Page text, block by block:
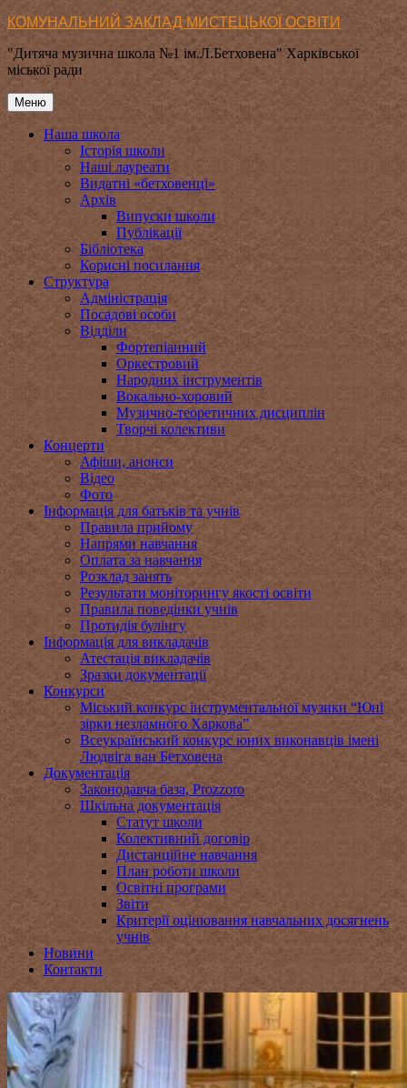
Перейти
до
вмісту
КОМУНАЛЬНИЙ ЗАКЛАД МИСТЕЦЬКОЇ ОСВІТИ
"Дитяча музична школа №1 ім.Л.Бетховена" Харківської
міської ради
Меню
Наша школа
Історія школи
Наші лауреати
Видатні «бетховенці»
Архів
Випуски школи
Публікації
Бібліотека
Корисні посилання
Структура
Адміністрація
Посадові особи
Відділи
Фортепіанний
Оркестровий
Народних інструментів
Вокально-хоровий
Музично-теоретичних дисциплін
Творчі колективи
Концерти
Афіши, анонси
Відео
Фото
Інформація для батьків та учнів
Правила прийому
Напрями навчання
Оплата за навчання
Розклад занять
Результати моніторингу якості освіти
Правила поведінки учнів
Протидія булінгу
Інформація для викладачів
Атестація викладачів
Зразки документації
Конкурси
Міський конкурс інструментальної музики “Юні
зірки незламного Харкова”
Всеукраїнський конкурс юних виконавців імені
Людвіга ван Бетховена
Документація
Законодавча база, Prozzoro
Шкільна документація
Статут школи
Колективний договір
Дистанційне навчання
План роботи школи
Освітні програми
Звіти
Критерії оцінювання навчальних досягнень
учнів
Новини
Контакти